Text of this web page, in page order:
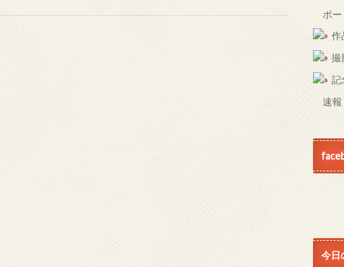
ポー
作
撮
記
速報
今日